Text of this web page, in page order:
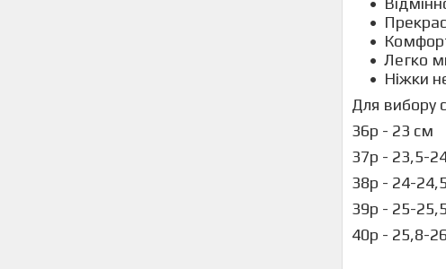
Легко
Ніжки
Для вибору
36р - 23
37р - 23,5-
38р - 24-
39р - 25-
40р - 25,8-